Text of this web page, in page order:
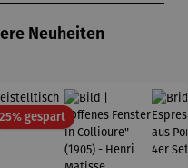
Neuheiten
25% gespartRabatt